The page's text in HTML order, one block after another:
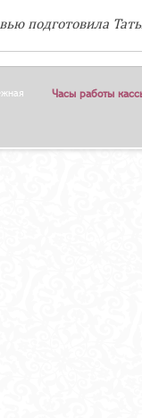
подготовила
Часы работы